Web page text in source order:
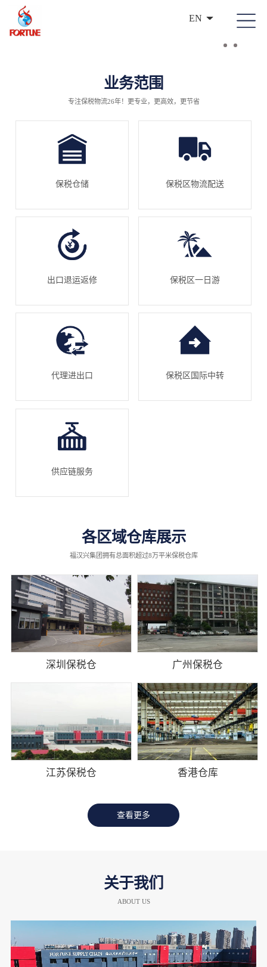
EN
业务范围
专注保税物流26年！更专业，更高效，更节省
保税仓储 保税区物流配送
出口退运返修 保税区一日游
代理进出口 保税区国际中转
供应链服务
各区域仓库展示
福汉兴集团拥有总面积超过8万平米保税仓库
深圳保税仓 广州保税仓
江苏保税仓 香港仓库
查看更多
关于我们
ABOUT US